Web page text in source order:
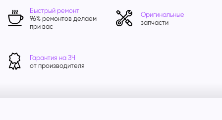
Быстрый ремонт
96% ремонтов делаем
при вас
Оригинальные
запчасти
Гарантия на ЗЧ
от производителя